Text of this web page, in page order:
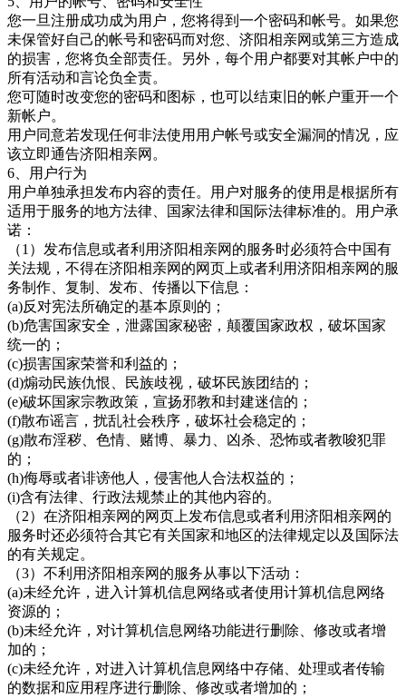
您一旦注册成功成为用户，您将得到一个密码和帐号。如果您
未保管好自己的帐号和密码而对您、济阳相亲网或第三方造成
的损害，您将负全部责任。另外，每个用户都要对其帐户中的
所有活动和言论负全责。
您可随时改变您的密码和图标，也可以结束旧的帐户重开一个
新帐户。
用户同意若发现任何非法使用用户帐号或安全漏洞的情况，应
该立即通告济阳相亲网 。
6、用户行为
用户单独承担发布内容的责任。用户对服务的使用是根据所有
适用于服务的地方法律、国家法律和国际法律标准的。用户承
诺：
（1）发布信息或者利用济阳相亲网的服务时必须符合中国有
关法规，不得在济阳相亲网的网页上或者利用济阳相亲网的服
务制作、复制、发布、传播以下信息：
(a)反对宪法所确定的基本原则的；
(b)危害国家安全，泄露国家秘密，颠覆国家政权，破坏国家
统一的；
(c)损害国家荣誉和利益的；
(d)煽动民族仇恨、民族歧视，破坏民族团结的；
(e)破坏国家宗教政策，宣扬邪教和封建迷信的；
(f)散布谣言，扰乱社会秩序，破坏社会稳定的；
(g)散布淫秽、色情、赌博、暴力、凶杀、恐怖或者教唆犯罪
的；
(h)侮辱或者诽谤他人，侵害他人合法权益的；
(i)含有法律、行政法规禁止的其他内容的。
（2）在济阳相亲网的网页上发布信息或者利用济阳相亲网的
服务时还必须符合其它有关国家和地区的法律规定以及国际法
的有关规定。
（3）不利用济阳相亲网的服务从事以下活动：
(a)未经允许，进入计算机信息网络或者使用计算机信息网络
资源的；
(b)未经允许，对计算机信息网络功能进行删除、修改或者增
加的；
(c)未经允许，对进入计算机信息网络中存储、处理或者传输
的数据和应用程序进行删除、修改或者增加的；